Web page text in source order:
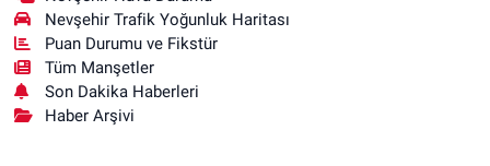
Nevşehir Trafik Yoğunluk Haritası
Puan Durumu ve Fikstür
Tüm Manşetler
Son Dakika Haberleri
Haber Arşivi